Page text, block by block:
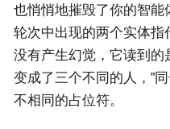
也悄悄地摧毁了你的智
轮次中出现的两个实体
没有产生幻觉，它读到的
变成了三个不同的人，"
不相同的占位符。